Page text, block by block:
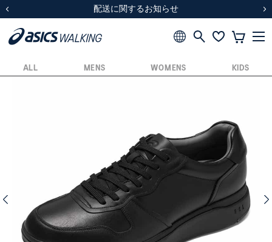
スクスク（SUKU2）価格改定のお知らせ
配送に関するお知らせ
スクスク（SUKU2）価格改定のお知らせ
配送に関するお知らせ
ALL MENS WOMENS KIDS
次の画